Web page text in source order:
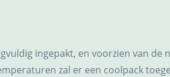
ingepakt, en voorzien van de
zal er een coolpack